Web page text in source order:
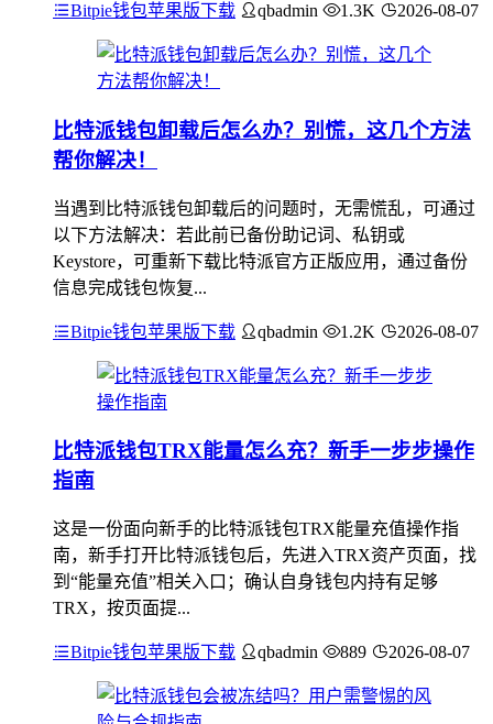
Bitpie钱包苹果版下载 qbadmin 1.3K 2026-08-07
比特派钱包卸载后怎么办？别慌，这几个方法
帮你解决！
当遇到比特派钱包卸载后的问题时，无需慌乱，可通过
以下方法解决：若此前已备份助记词、私钥或
Keystore，可重新下载比特派官方正版应用，通过备份
信息完成钱包恢复...
Bitpie钱包苹果版下载 qbadmin 1.2K 2026-08-07
比特派钱包TRX能量怎么充？新手一步步操作
指南
这是一份面向新手的比特派钱包TRX能量充值操作指
南，新手打开比特派钱包后，先进入TRX资产页面，找
到“能量充值”相关入口；确认自身钱包内持有足够
TRX，按页面提...
Bitpie钱包苹果版下载 qbadmin 889 2026-08-07